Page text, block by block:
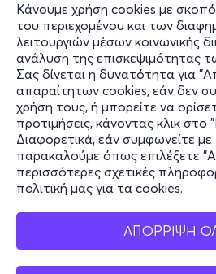
Κάνουμε χρήση cookies με
του περιεχομένου και των
λειτουργιών μέσων κοινωνικής
ανάλυση της επισκεψιμότητας
Σας δίνεται η δυνατότητα για
απαραίτητων cookies, εάν δεν
χρήση τους, ή μπορείτε να
προτιμήσεις, κάνοντας κλικ στο
Διαφορετικά, εάν συμφωνείτε
παρακαλούμε όπως επιλέξετε
περισσότερες σχετικές
πολιτική μας για τα cookies.
ΑΠΟΡΡΙΨΗ
Μετακίνηση με
Μικρό Θέατρο
Ιερά Οδός 150, Αιγάλεω
Σημείο Επιβίβασης για
21€
Εισιτήρια